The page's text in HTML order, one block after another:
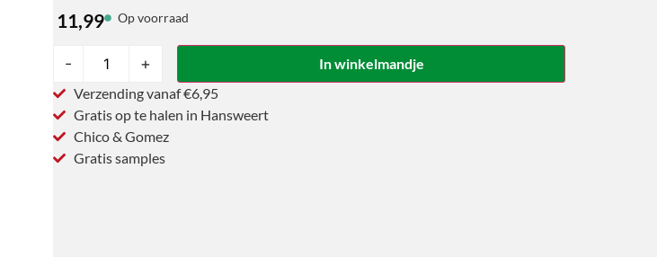
11,99 Op voorraad
- +
In winkelmandje
Verzending vanaf €6,95
Gratis op te halen in Hansweert
Chico & Gomez
Gratis samples